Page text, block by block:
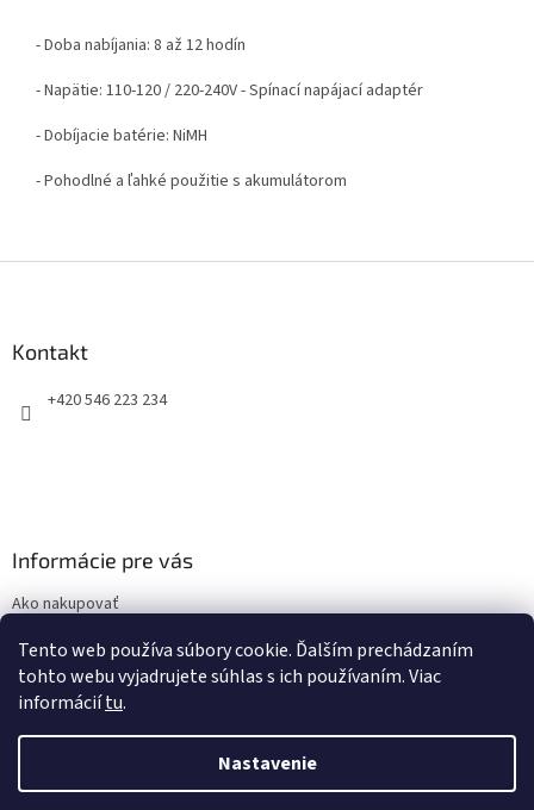
Tento web používa súbory cookie. Ďalším prechádzaním
tohto webu vyjadrujete súhlas s ich používaním. Viac
informáciítu.
Nastavenie
- Doba nabíjania: 8 až 12 hodín
- Napätie: 110-120 / 220-240V - Spínací napájací adaptér
- Dobíjacie batérie: NiMH
- Pohodlné a ľahké použitie s ​​akumulátorom
Kontakt
+420 546 223 234
Informácie pre vás
Ako nakupovať
Podmienky ochrany osobných údajov
Vytvoril Shoptet